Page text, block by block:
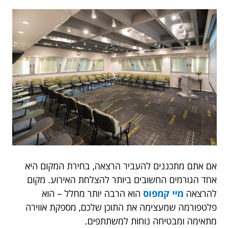
אם אתם מתכננים להעביר הרצאה, בחירת המקום היא
אחד הגורמים החשובים ביותר להצלחת האירוע. מקום
להרצאה מיי קמפוס הוא הרבה יותר מחלל – הוא
פלטפורמה שמעצימה את התוכן שלכם, מספקת אווירה
מתאימה ומבטיחה נוחות למשתתפים.